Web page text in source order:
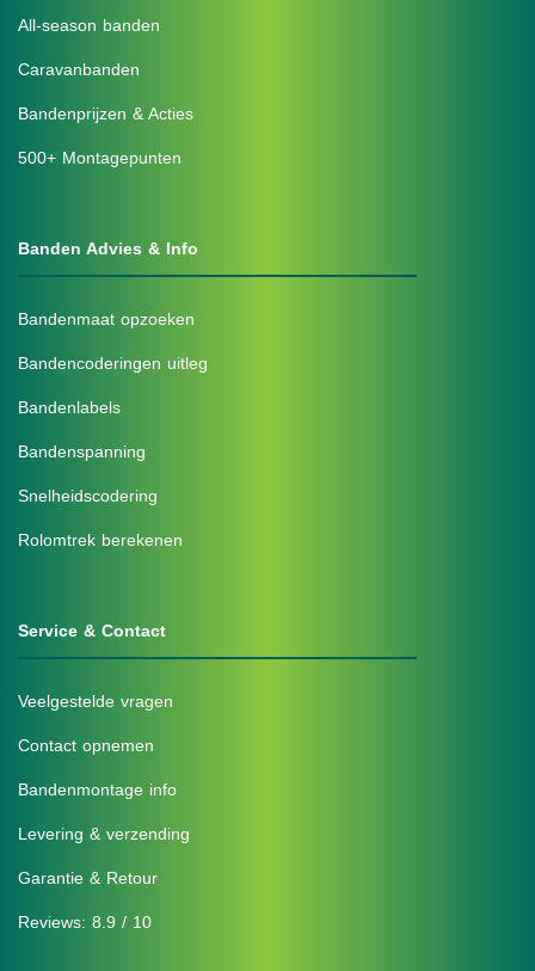
All-season banden
Caravanbanden
Bandenprijzen & Acties
500+ Montagepunten
Banden Advies & Info
Bandenmaat opzoeken
Bandencoderingen uitleg
Bandenlabels
Bandenspanning
Snelheidscodering
Rolomtrek berekenen
Service & Contact
Veelgestelde vragen
Contact opnemen
Bandenmontage info
Levering & verzending
Garantie & Retour
Reviews: 8.9 / 10